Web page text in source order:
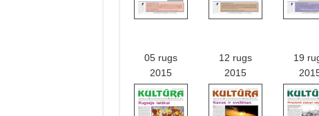
05 rugs
2015
12 rugs
2015
19